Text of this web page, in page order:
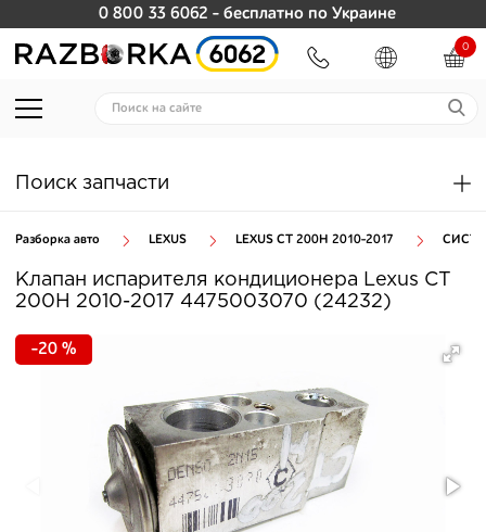
0 800 33 6062 - бесплатно по Украине
0
Поиск запчасти
Разборка авто LEXUS LEXUS CT 200H 2010-2017
Клапан испарителя кондиционера Lexus CT
200H 2010-2017 4475003070 (24232)
-20 %